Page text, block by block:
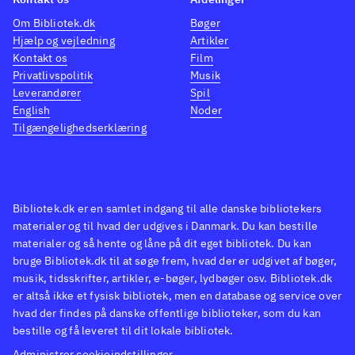
sammenstød nu er mere
realistisk. Men ellers ligner
spillet sig selv med fin lyd,
grafik og animation for
platformen
"FIFA"-serien er sammen med
svorne fangruppe.
FIFA fodbold er et af de mest
oplagte playstationspil
overhovedet. Ny udgave er
efterspurgt hvert år, mens 2-3
år ældre spil dog sagtens kan
udlånes parallelt.
Bibliotek.dk er en samlet indgang til alle danske bibliotekers
materialer og til hvad der udgives i Danmark. Du kan bestille
materialer og så hente og låne på dit eget bibliotek. Du kan
bruge Bibliotek.dk til at søge frem, hvad der er udgivet af bøger,
musik, tidsskrifter, artikler, e-bøger, lydbøger osv. Bibliotek.dk
er altså ikke et fysisk bibliotek, men en database og service over
hvad der findes på danske offentlige biblioteker, som du kan
bestille og få leveret til dit lokale bibliotek.
Om Bibliotek.dk
Hjælp og vejledning
Kontakt os
Privatlivspolitik
Leverandører
English
Tilgængelighedserklæring
Bøger
Artikler
Film
Musik
Spil
Noder